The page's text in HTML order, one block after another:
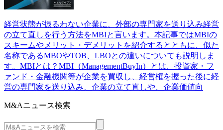
経営状態が振るわない企業に、外部の専門家を送り込み経営
の立て直しを行う方法をMBIと言います。本記事ではMBIの
スキームやメリット・デメリットを紹介するとともに、似た
名称であるMBOやTOB、LBOとの違いについても説明しま
す。MBIとは？MBI（ManagementBuyIn）とは、投資家・フ
ァンド・金融機関等が企業を買収し、経営権を握った後に経
営の専門家を送り込み、企業の立て直しや、企業価値向
M&Aニュース検索